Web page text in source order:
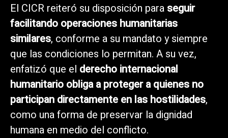
El CICR reiteró su disposición para seguir
facilitando operaciones humanitarias
similares, conforme a su mandato y siempre
que las condiciones lo permitan. A su vez,
enfatizó que el derecho internacional
humanitario obliga a proteger a quienes no
participan directamente en las hostilidades,
como una forma de preservar la dignidad
humana en medio del conflicto.